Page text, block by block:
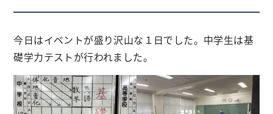
今日はイベントが盛り沢山な１日でした。中学生は基
礎学力テストが行われました。